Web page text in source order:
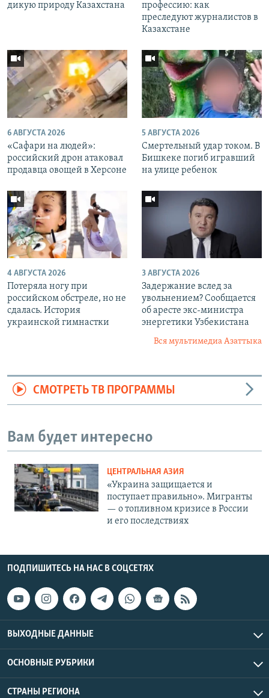
дикую природу Казахстана
профессию: как
преследуют журналистов в
Казахстане
6 АВГУСТА 2026
«Cафари на людей»:
российский дрон атаковал
продавца овощей в Херсоне
5 АВГУСТА 2026
Смертельный удар током. В
Бишкеке погиб игравший
на улице ребенок
4 АВГУСТА 2026
Потеряла ногу при
российском обстреле, но не
сдалась. История
украинской гимнастки
3 АВГУСТА 2026
Задержание вслед за
увольнением? Сообщается
об аресте экс-министра
энергетики Узбекистана
Вся мультимедиа Азаттыка
СМОТРЕТЬ ТВ ПРОГРАММЫ
Вам будет интересно
ЦЕНТРАЛЬНАЯ АЗИЯ
«Украина защищается и
поступает правильно». Мигранты
— о топливном кризисе в России
и его последствиях
ПОДПИШИТЕСЬ НА НАС В СОЦСЕТЯХ
ВЫХОДНЫЕ ДАННЫЕ
ОСНОВНЫЕ РУБРИКИ
СТРАНЫ РЕГИОНА